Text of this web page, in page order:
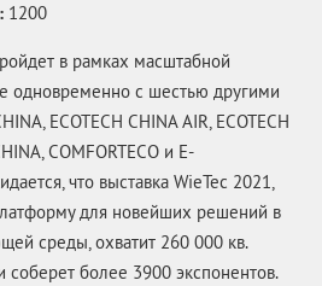
1200
в рамках масштабной
одновременно с шестью другими
ECOTECH CHINA AIR, ECOTECH
COMFORTECO и E-
что выставка WieTec 2021,
для новейших решений в
среды, охватит 260 000 кв.
более 3900 экспонентов.